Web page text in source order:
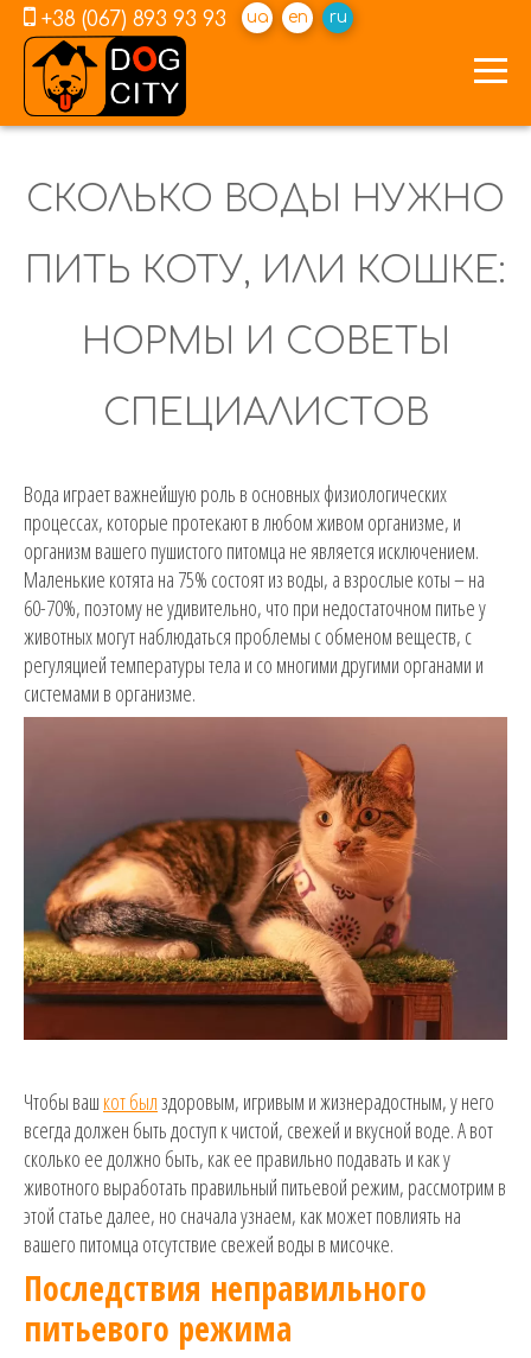
+38 (067) 893 93 93 ua en ru
СКОЛЬКО ВОДЫ НУЖНО
ПИТЬ КОТУ, ИЛИ КОШКЕ:
НОРМЫ И СОВЕТЫ
СПЕЦИАЛИСТОВ
Вода играет важнейшую роль в основных физиологических
процессах, которые протекают в любом живом организме, и
организм вашего пушистого питомца не является исключением.
Маленькие котята на 75% состоят из воды, а взрослые коты – на
60-70%, поэтому не удивительно, что при недостаточном питье у
животных могут наблюдаться проблемы с обменом веществ, с
регуляцией температуры тела и со многими другими органами и
системами в организме.
Чтобы ваш кот былздоровым, игривым и жизнерадостным, у него
всегда должен быть доступ к чистой, свежей и вкусной воде. А вот
сколько ее должно быть, как ее правильно подавать и как у
животного выработать правильный питьевой режим, рассмотрим в
этой статье далее, но сначала узнаем, как может повлиять на
вашего питомца отсутствие свежей воды в мисочке.
Последствия неправильного
питьевого режима